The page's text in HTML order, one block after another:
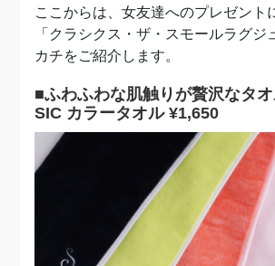
ここからは、女友達へのプレゼント
「クラシクス・ザ・スモールラグジ
カチをご紹介します。
■ふわふわな肌触りが贅沢なタ
SIC カラータオル ¥1,650